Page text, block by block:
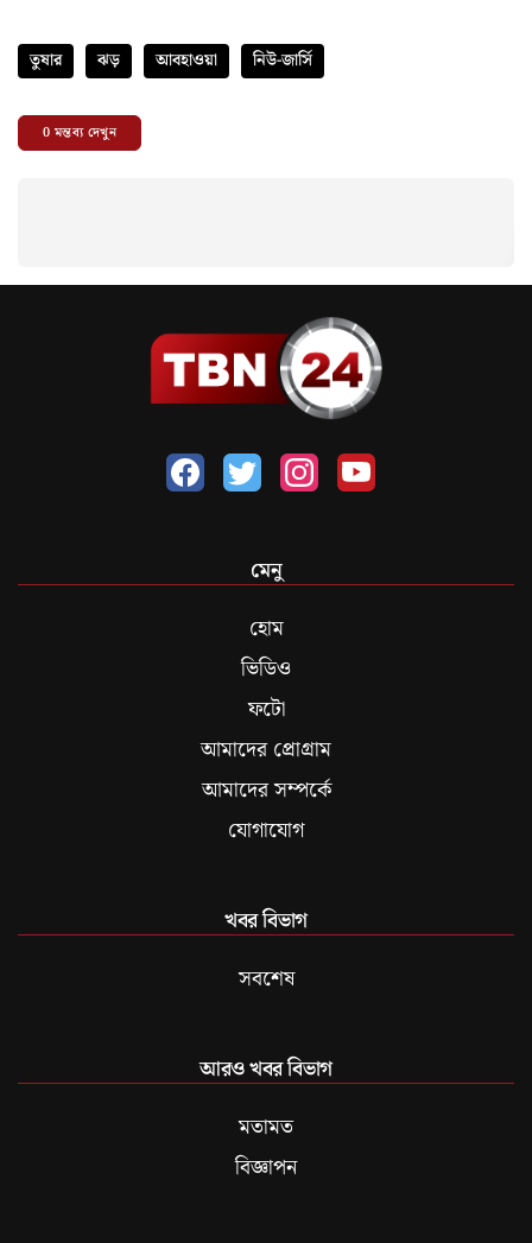
তুষার ঝড় আবহাওয়া নিউ-জার্সি
0মন্তব্য দেখুন
মেনু
হোম
ভিডিও
ফটো
আমাদের প্রোগ্রাম
আমাদের সম্পর্কে
যোগাযোগ
খবর বিভাগ
সবশেষ
আরও খবর বিভাগ
মতামত
বিজ্ঞাপন